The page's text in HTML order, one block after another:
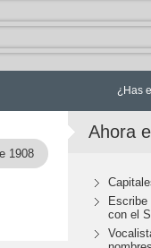
¿Has
1908
Ahora
con el